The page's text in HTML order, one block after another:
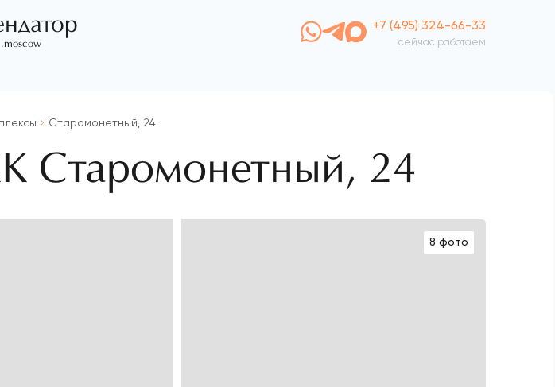
.moscow
+7 (495) 324-66-33
сейчас работаем
Старомонетный, 24
Старомонетный, 24
8 фото